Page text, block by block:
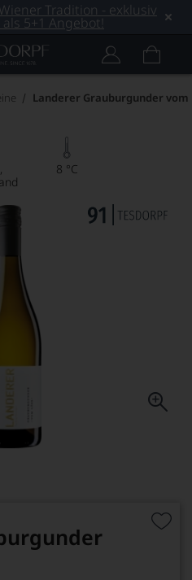
Tradition - exklusiv
5+1 Angebot!
Landerer Grauburgunder vom
8 °C